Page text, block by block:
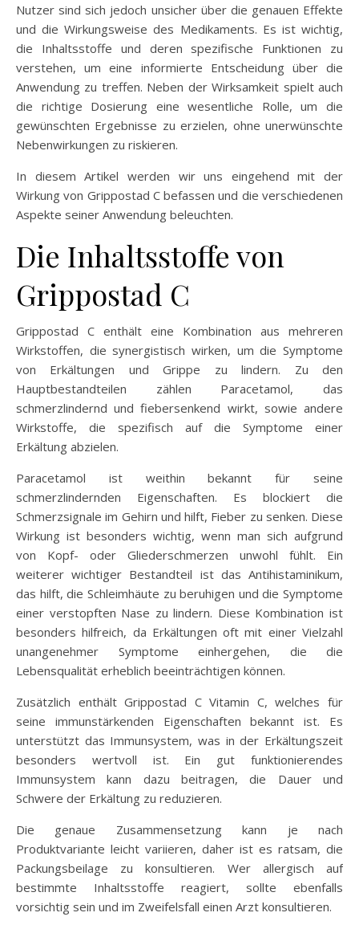
Nutzer sind sich jedoch unsicher über die genauen Effekte
und die Wirkungsweise des Medikaments. Es ist wichtig,
die Inhaltsstoffe und deren spezifische Funktionen zu
verstehen, um eine informierte Entscheidung über die
Anwendung zu treffen. Neben der Wirksamkeit spielt auch
die richtige Dosierung eine wesentliche Rolle, um die
gewünschten Ergebnisse zu erzielen, ohne unerwünschte
Nebenwirkungen zu riskieren.
In diesem Artikel werden wir uns eingehend mit der
Wirkung von Grippostad C befassen und die verschiedenen
Aspekte seiner Anwendung beleuchten.
Die Inhaltsstoffe von
Grippostad C
Grippostad C enthält eine Kombination aus mehreren
Wirkstoffen, die synergistisch wirken, um die Symptome
von Erkältungen und Grippe zu lindern. Zu den
Hauptbestandteilen zählen Paracetamol, das
schmerzlindernd und fiebersenkend wirkt, sowie andere
Wirkstoffe, die spezifisch auf die Symptome einer
Erkältung abzielen.
Paracetamol ist weithin bekannt für seine
schmerzlindernden Eigenschaften. Es blockiert die
Schmerzsignale im Gehirn und hilft, Fieber zu senken. Diese
Wirkung ist besonders wichtig, wenn man sich aufgrund
von Kopf- oder Gliederschmerzen unwohl fühlt. Ein
weiterer wichtiger Bestandteil ist das Antihistaminikum,
das hilft, die Schleimhäute zu beruhigen und die Symptome
einer verstopften Nase zu lindern. Diese Kombination ist
besonders hilfreich, da Erkältungen oft mit einer Vielzahl
unangenehmer Symptome einhergehen, die die
Lebensqualität erheblich beeinträchtigen können.
Zusätzlich enthält Grippostad C Vitamin C, welches für
seine immunstärkenden Eigenschaften bekannt ist. Es
unterstützt das Immunsystem, was in der Erkältungszeit
besonders wertvoll ist. Ein gut funktionierendes
Immunsystem kann dazu beitragen, die Dauer und
Schwere der Erkältung zu reduzieren.
Die genaue Zusammensetzung kann je nach
Produktvariante leicht variieren, daher ist es ratsam, die
Packungsbeilage zu konsultieren. Wer allergisch auf
bestimmte Inhaltsstoffe reagiert, sollte ebenfalls
vorsichtig sein und im Zweifelsfall einen Arzt konsultieren.